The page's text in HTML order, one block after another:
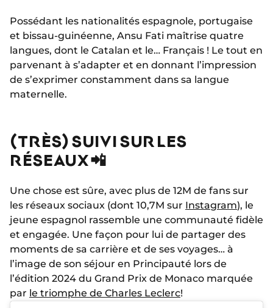
Possédant les nationalités espagnole, portugaise
et bissau-guinéenne, Ansu Fati maîtrise quatre
langues, dont le Catalan et le… Français ! Le tout en
parvenant à s’adapter et en donnant l’impression
de s’exprimer constamment dans sa langue
maternelle.
(TRÈS) SUIVI SUR LES
RÉSEAUX 📲
Une chose est sûre, avec plus de 12M de fans sur
les réseaux sociaux (dont 10,7M sur Instagram), le
jeune espagnol rassemble une communauté fidèle
et engagée. Une façon pour lui de partager des
moments de sa carrière et de ses voyages… à
l’image de son séjour en Principauté lors de
l’édition 2024 du Grand Prix de Monaco marquée
par le triomphe de Charles Leclerc!